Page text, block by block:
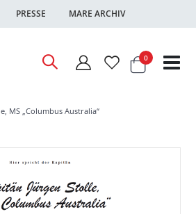
PRESSE MARE ARCHIV
Warenkorb
0Artikel
MS „Columbus Australia“